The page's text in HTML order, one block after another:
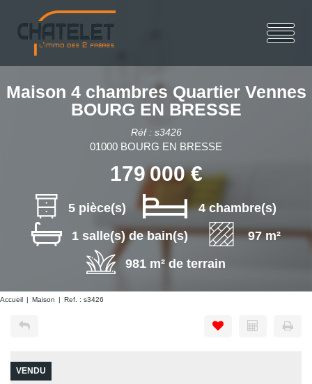
Maison 4 chambres Quartier Vennes
BOURG EN BRESSE
Réf : s3426
01000 BOURG EN BRESSE
179 000 €
5 pièce(s)
4 chambre(s)
1 salle(s) de bain(s)
97 m²
981 m² de terrain
Accueil Maison Ref. : s3426
VENDU